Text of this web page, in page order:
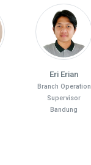
Eri Erian
Branch Operation
Supervisor
Bandung